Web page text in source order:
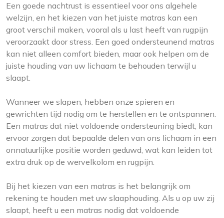
Een goede nachtrust is essentieel voor ons algehele
welzijn, en het kiezen van het juiste matras kan een
groot verschil maken, vooral als u last heeft van rugpijn
veroorzaakt door stress. Een goed ondersteunend matras
kan niet alleen comfort bieden, maar ook helpen om de
juiste houding van uw lichaam te behouden terwijl u
slaapt.
Wanneer we slapen, hebben onze spieren en
gewrichten tijd nodig om te herstellen en te ontspannen.
Een matras dat niet voldoende ondersteuning biedt, kan
ervoor zorgen dat bepaalde delen van ons lichaam in een
onnatuurlijke positie worden geduwd, wat kan leiden tot
extra druk op de wervelkolom en rugpijn.
Bij het kiezen van een matras is het belangrijk om
rekening te houden met uw slaaphouding. Als u op uw zij
slaapt, heeft u een matras nodig dat voldoende